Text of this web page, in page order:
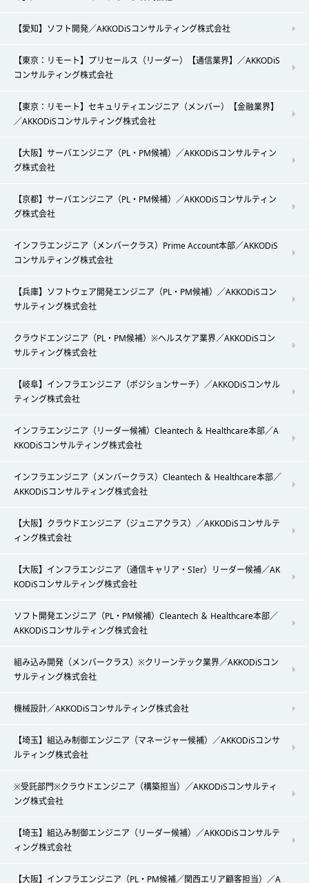
【愛知】ソフト開発／AKKODiSコンサルティング株式会社
【東京：リモート】プリセールス（リーダー）【通信業界】／AKKODiS
コンサルティング株式会社
【東京：リモート】セキュリティエンジニア（メンバー）【金融業界】
／AKKODiSコンサルティング株式会社
【大阪】サーバエンジニア（PL・PM候補）／AKKODiSコンサルティン
グ株式会社
【京都】サーバエンジニア（PL・PM候補）／AKKODiSコンサルティン
グ株式会社
インフラエンジニア（メンバークラス）Prime Account本部／AKKODiS
コンサルティング株式会社
【兵庫】ソフトウェア開発エンジニア（PL・PM候補）／AKKODiSコン
サルティング株式会社
クラウドエンジニア（PL・PM候補）※ヘルスケア業界／AKKODiSコン
サルティング株式会社
【岐阜】インフラエンジニア（ポジションサーチ）／AKKODiSコンサル
ティング株式会社
インフラエンジニア（リーダー候補）Cleantech ＆ Healthcare本部／A
KKODiSコンサルティング株式会社
インフラエンジニア（メンバークラス）Cleantech ＆ Healthcare本部／
AKKODiSコンサルティング株式会社
【大阪】クラウドエンジニア（ジュニアクラス）／AKKODiSコンサルテ
ィング株式会社
【大阪】インフラエンジニア（通信キャリア・SIer）リーダー候補／AK
KODiSコンサルティング株式会社
ソフト開発エンジニア（PL・PM候補）Cleantech ＆ Healthcare本部／
AKKODiSコンサルティング株式会社
組み込み開発（メンバークラス）※クリーンテック業界／AKKODiSコン
サルティング株式会社
機械設計／AKKODiSコンサルティング株式会社
【埼玉】組込み制御エンジニア（マネージャー候補）／AKKODiSコンサ
ルティング株式会社
※受託部門※クラウドエンジニア（構築担当）／AKKODiSコンサルティ
ング株式会社
【埼玉】組込み制御エンジニア（リーダー候補）／AKKODiSコンサルテ
ィング株式会社
【大阪】インフラエンジニア（PL・PM候補／関西エリア顧客担当）／A